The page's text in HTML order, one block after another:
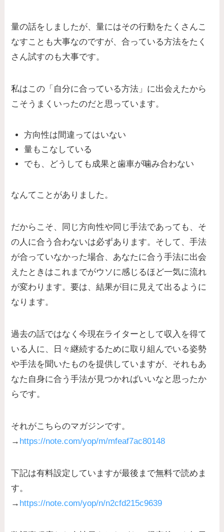
量の話をしましたが、量にはその行動をたくさんこ
なすことも大事なのですが、合っている方法をたく
さん試すのも大事です。
私はこの「自分に合っている方法」に出会えたから
こそうまくいったのだと思っています。
方向性は間違ってはいない
量もこなしている
でも、どうしても成果と歯車が噛み合わない
なんてことがありました。
だからこそ、同じ方向性や同じ手法であっても、そ
の人に合う合わないは必ずあります。そして、手法
が合っていなかった場合、あなたに合う手法に出会
えたときはこれまでがウソに感じるほど一気に流れ
が変わります。要は、結果が目に見えて出るように
なります。
過去の話ではなく今現在ライターとして収入を得て
いる人に、日々継続するために取り組んでいる姿勢
や手法を聞いたものを提供していますが、それもあ
なた自身に合う手法が見つかればいいなと思ったか
らです。
それがこちらのマガジンです。
→ https://note.com/yop/m/mfeaf7ac80148
下記は有料設定していますが最後まで無料で読めま
す。
→ https://note.com/yop/n/n2cfd215c9639